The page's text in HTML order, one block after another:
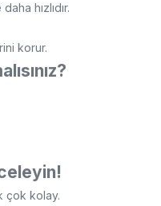
hızlıdır.
korur.
çok kolay.